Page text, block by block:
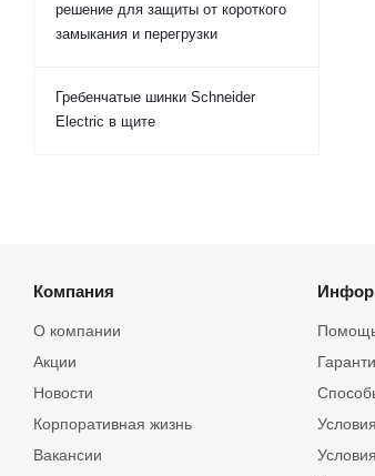
решение для защиты от короткого
замыкания и перегрузки
Гребенчатые шинки Schneider
Electric в щите
Компания
О компании
Акции
Новости
Корпоративная жизнь
Вакансии